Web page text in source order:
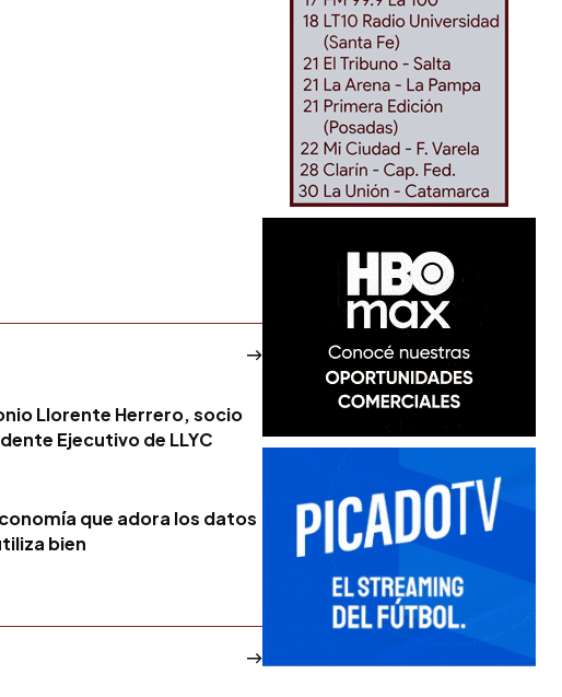
Llorente Herrero, socio
Ejecutivo de LLYC
que adora los datos
bien